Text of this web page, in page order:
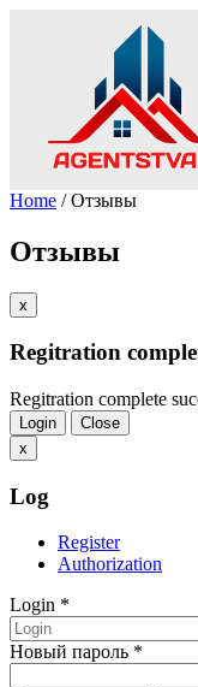
Home / Отзывы
Отзывы
x
Regitration
Regitration complete
Login
Close
x
Log
Register
Authorization
Login *
Новый пароль *